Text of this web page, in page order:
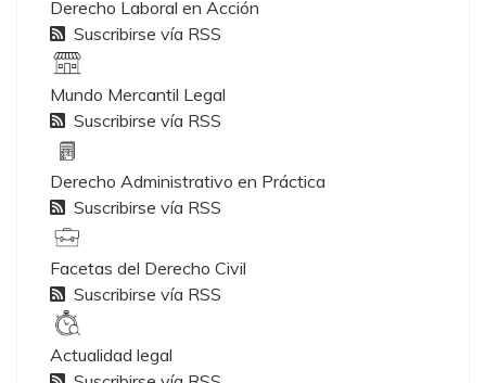
Derecho Laboral en Acción
Suscribirse vía RSS
Mundo Mercantil Legal
Suscribirse vía RSS
Derecho Administrativo en Práctica
Suscribirse vía RSS
Facetas del Derecho Civil
Suscribirse vía RSS
Actualidad legal